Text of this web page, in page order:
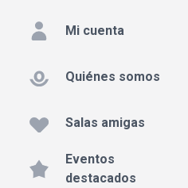
Mi cuenta
Quiénes somos
Salas amigas
Eventos
destacados